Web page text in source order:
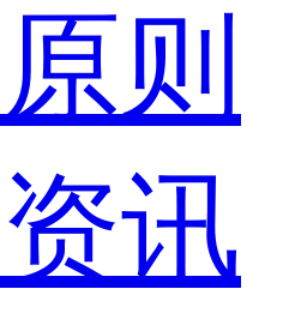
则
讯